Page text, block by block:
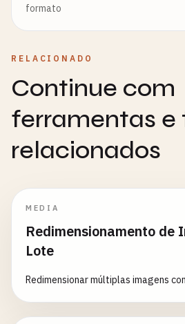
formato
RELACIONADO
Continue com
ferramentas e
relacionados
MEDIA
Redimensionamento de
Lote
Redimensionar múltiplas imagens